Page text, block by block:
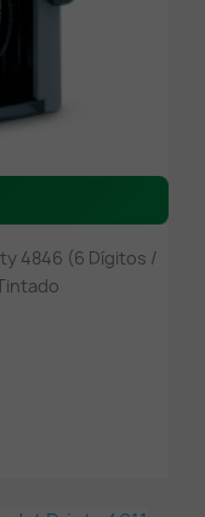
4846 (6 Dígitos /